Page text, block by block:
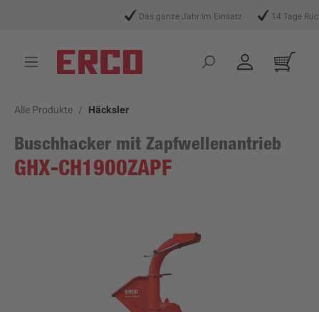
Das ganze Jahr im Einsatz 14 Tage
Alle Produkte Häcksler
Buschhacker mit Zapfwellenantrieb
GHX-CH1900ZAPF